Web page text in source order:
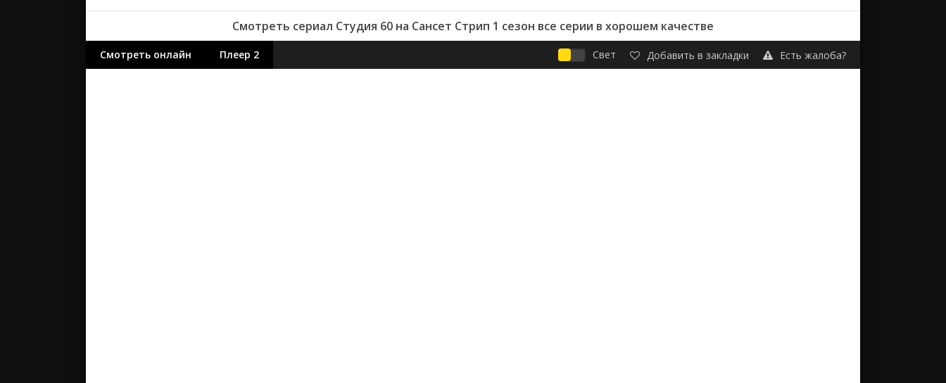
Смотреть сериал Студия 60 на Сансет Стрип 1 сезон все серии в хорошем качестве
Смотреть онлайн Плеер 2 Свет Добавить в закладки Есть жалоба?